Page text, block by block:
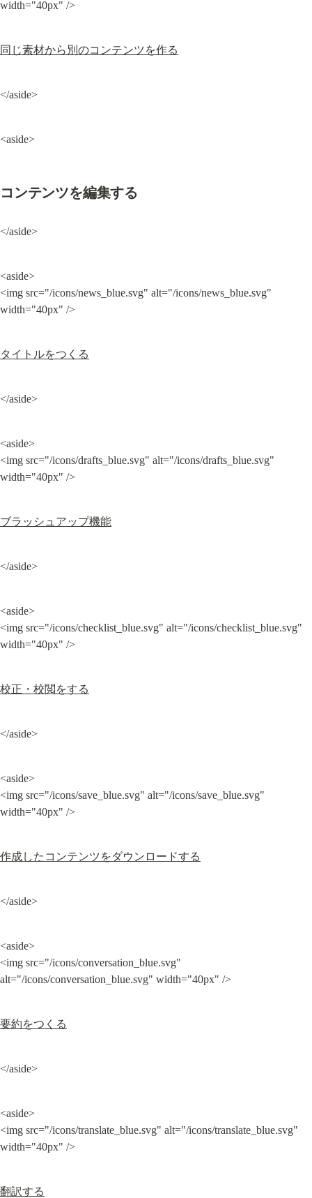
width="40px" />
同じ素材から別のコンテンツを作る
</aside>
<aside>
コンテンツを編集する
</aside>
<aside>
<img src="/icons/news_blue.svg" alt="/icons/news_blue.svg"
width="40px" />
タイトルをつくる
</aside>
<aside>
<img src="/icons/drafts_blue.svg" alt="/icons/drafts_blue.svg"
width="40px" />
ブラッシュアップ機能
</aside>
<aside>
<img src="/icons/checklist_blue.svg" alt="/icons/checklist_blue.svg"
width="40px" />
校正・校閲をする
</aside>
<aside>
<img src="/icons/save_blue.svg" alt="/icons/save_blue.svg"
width="40px" />
作成したコンテンツをダウンロードする
</aside>
<aside>
<img src="/icons/conversation_blue.svg"
alt="/icons/conversation_blue.svg" width="40px" />
要約をつくる
</aside>
<aside>
<img src="/icons/translate_blue.svg" alt="/icons/translate_blue.svg"
width="40px" />
翻訳する